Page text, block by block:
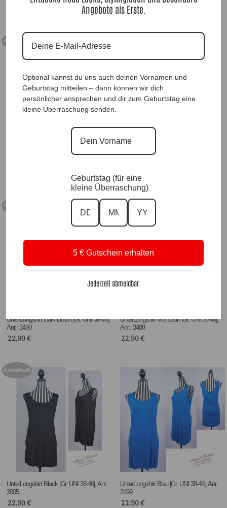
22,90€
Ausverkauft
UnterLongshirt White |Gr. UNI 38-46|, Anr.:
UnterLongshirt Dark Blue |Gr. UNI 38-46|,
22,90
Ausverkauft
UnterLongshirt Dark Braun |Gr. UNI 38-46|,
Anr.: 3490
22,90€
UnterLongshirt Mandarin |Gr. UNI 38-46|,
Anr.: 3488
22,90€
Ausverkauft
UnterLongshirt Black |Gr. UNI 38-46|, Anr.:
3005
22,90€
UnterLongshirt Blau |Gr. UNI 38-46|, Anr.:
3199
22,90€
Angebote als Erste.
Optional kannst du uns auch deinen Vornamen und
Geburtstag mitteilen – dann können wir dich
persönlicher ansprechen und dir zum Geburtstag eine
kleine Überraschung senden.
Geburtstag (für eine
kleine Überraschung)
5 € Gutschein erhalten
Jederzeit abmeldbar.